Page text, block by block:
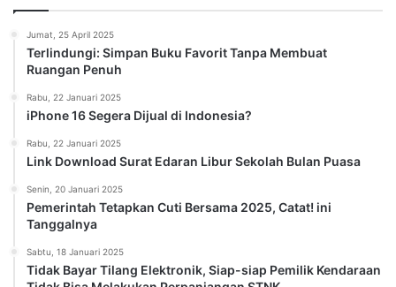
Jumat, 25 April 2025
Terlindungi: Simpan Buku Favorit Tanpa Membuat
Ruangan Penuh
Rabu, 22 Januari 2025
iPhone 16 Segera Dijual di Indonesia?
Rabu, 22 Januari 2025
Link Download Surat Edaran Libur Sekolah Bulan Puasa
Senin, 20 Januari 2025
Pemerintah Tetapkan Cuti Bersama 2025, Catat! ini
Tanggalnya
Sabtu, 18 Januari 2025
Tidak Bayar Tilang Elektronik, Siap-siap Pemilik Kendaraan